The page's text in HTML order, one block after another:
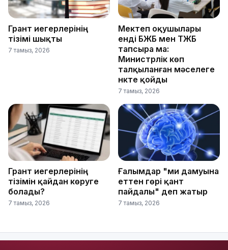
Грант иегерлерінің
тізімі шықты
7 тамыз, 2026
Мектеп оқушылары
енді БЖБ мен ТЖБ
тапсыра ма:
Министрлік көп
талқыланған мәселеге
нүкте қойды
7 тамыз, 2026
Грант иегерлерінің
тізімін қайдан көруге
болады?
7 тамыз, 2026
Ғалымдар "ми дамуына
еттен гөрі қант
пайдалы" деп жатыр
7 тамыз, 2026